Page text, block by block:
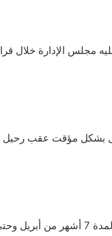
مجلس الإدارة خلال
بشكل مؤقت عقب رحيل